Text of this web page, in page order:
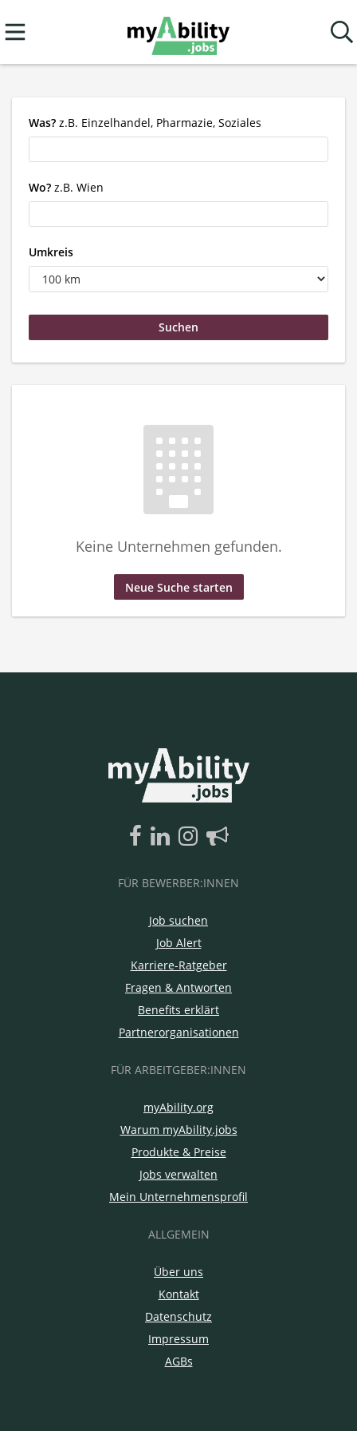
Was? z.B. Einzelhandel, Pharmazie, Soziales
Wo? z.B. Wien
Umkreis
Keine Unternehmen gefunden.
Neue Suche starten
FÜR BEWERBER:INNEN
Job suchen
Job Alert
Karriere-Ratgeber
Fragen & Antworten
Benefits erklärt
Partnerorganisationen
FÜR ARBEITGEBER:INNEN
myAbility.org
Warum myAbility.jobs
Produkte & Preise
Jobs verwalten
Mein Unternehmensprofil
ALLGEMEIN
Über uns
Kontakt
Datenschutz
Impressum
AGBs